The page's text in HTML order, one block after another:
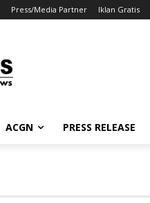
Press/Media Partner Iklan Gratis
ACGN PRESS RELEASE